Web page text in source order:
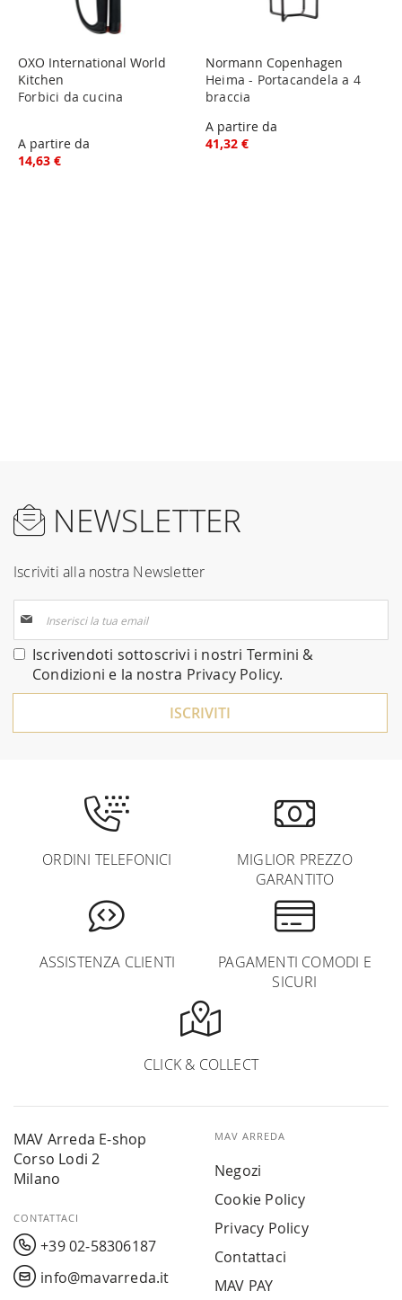
OXO International World
Kitchen
Forbici da cucina
A partire da
14,63 €
Normann Copenhagen
Heima - Portacandela a 4
braccia
A partire da
41,32 €
NEWSLETTER
Iscriviti alla nostra Newsletter
alla
nostra
Newsletter:
Iscrivendoti sottoscrivi i nostri Termini &
Condizioni e la nostra Privacy Policy.
ISCRIVITI
ORDINI TELEFONICI
MIGLIOR PREZZO
GARANTITO
ASSISTENZA CLIENTI
PAGAMENTI COMODI E
SICURI
CLICK & COLLECT
MAV Arreda E-shop
Corso Lodi 2
Milano
CONTATTACI
+39 02-58306187
info@mavarreda.it
MAV ARREDA
Negozi
Cookie Policy
Privacy Policy
Contattaci
MAV PAY